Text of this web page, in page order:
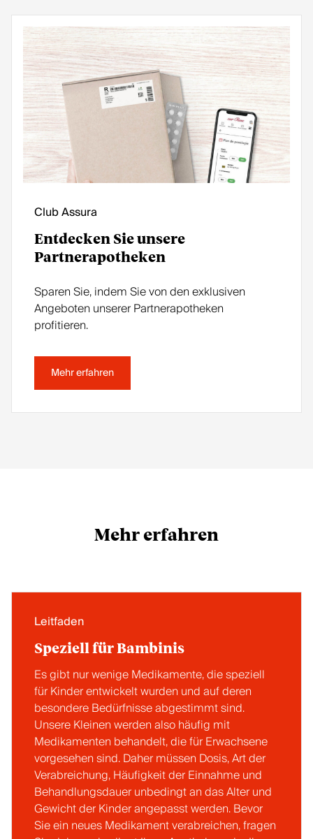
Club Assura
Entdecken Sie unsere
Partnerapotheken
Sparen Sie, indem Sie von den exklusiven
Angeboten unserer Partnerapotheken
profitieren.
Mehr erfahren
Mehr erfahren
Leitfaden
Speziell für Bambinis
Es gibt nur wenige Medikamente, die speziell
für Kinder entwickelt wurden und auf deren
besondere Bedürfnisse abgestimmt sind.
Unsere Kleinen werden also häufig mit
Medikamenten behandelt, die für Erwachsene
vorgesehen sind. Daher müssen Dosis, Art der
Verabreichung, Häufigkeit der Einnahme und
Behandlungsdauer unbedingt an das Alter und
Gewicht der Kinder angepasst werden. Bevor
Sie ein neues Medikament verabreichen, fragen